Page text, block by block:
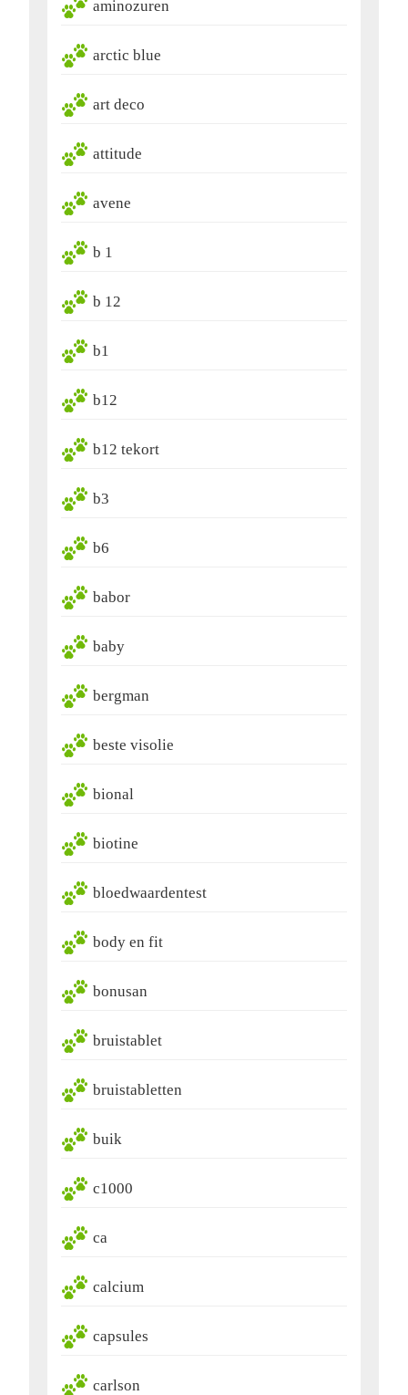
aminozuren
arctic blue
art deco
attitude
avene
b 1
b 12
b1
b12
b12 tekort
b3
b6
babor
baby
bergman
beste visolie
bional
biotine
bloedwaardentest
body en fit
bonusan
bruistablet
bruistabletten
buik
c1000
ca
calcium
capsules
carlson